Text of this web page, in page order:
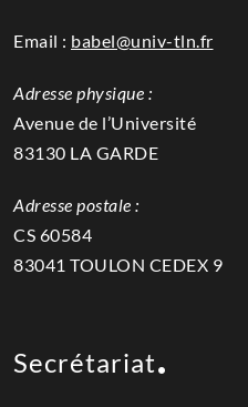
Email : babel@univ-tln.fr
Adresse physique :
Avenue de l’Université
83130 LA GARDE
Adresse postale :
CS 60584
83041 TOULON CEDEX 9
Secrétariat